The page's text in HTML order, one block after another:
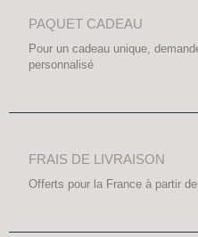
PAQUET CADEAU
Pour un cadeau unique,
personnalisé
FRAIS DE LIVRAISON
Offerts pour la France à partir